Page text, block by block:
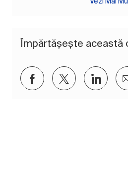
Împărtășește această
Distribuiți prin
Distribuiți